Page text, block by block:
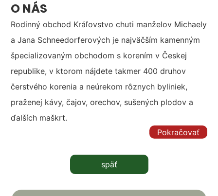
O NÁS
Rodinný obchod Kráľovstvo chuti manželov Michaely
a Jana Schneedorferových je najväčším kamenným
špecializovaným obchodom s korením v Českej
republike, v ktorom nájdete takmer 400 druhov
čerstvého korenia a neúrekom rôznych byliniek,
praženej kávy, čajov, orechov, sušených plodov a
ďalších maškrt.
Pokračovať
späť